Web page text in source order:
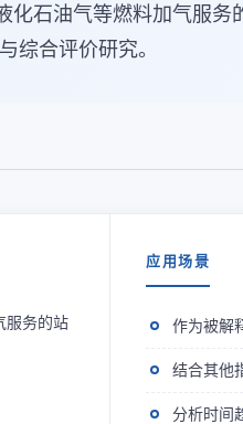
石油气等燃料加气服
综合评价研究。
服务的站
应用场景
作为被解
结合其他
分析时间